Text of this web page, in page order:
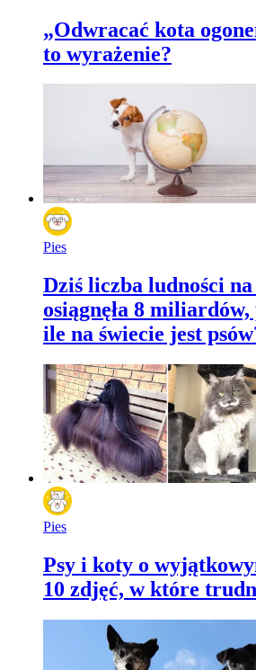
„Odwracać kota
to wyrażenie?
Pies
Dziś liczba ludności na
osiągnęła 8
ile na świecie jest
Pies
Psy i koty o
10 zdjęć, w które